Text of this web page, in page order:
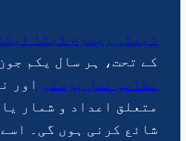
اینٹی ریسزم ڈیٹا ایکٹ
کے تحت، ہر سال یکم
نظامی نسل پرستی اور
متعلق اعداد و شمار
شائع کرنی ہوں گی۔